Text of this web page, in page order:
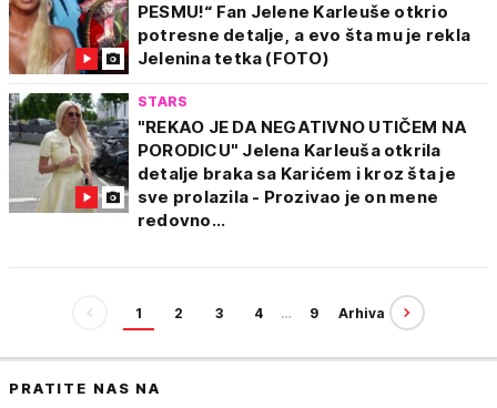
PESMU!“ Fan Jelene Karleuše otkrio
potresne detalje, a evo šta mu je rekla
Jelenina tetka (FOTO)
STARS
"REKAO JE DA NEGATIVNO UTIČEM NA
PORODICU" Jelena Karleuša otkrila
detalje braka sa Karićem i kroz šta je
sve prolazila - Prozivao je on mene
redovno...
1 2 3 4 … 9 Arhiva
PRATITE NAS NA